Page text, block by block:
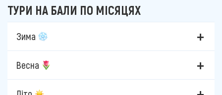
ТУРИ НА БАЛИ ПО МІСЯЦЯХ
Зима
Весна